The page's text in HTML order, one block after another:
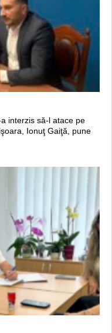
interzis să-l atace pe
Ionuţ Gaiţă, pune